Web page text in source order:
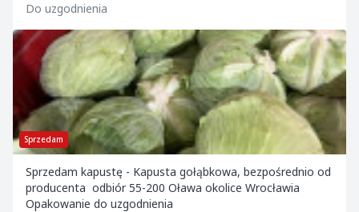
Do uzgodnienia
Sprzedam
Sprzedam kapustę - Kapusta gołąbkowa, bezpośrednio od
producenta odbiór 55-200 Oława okolice Wrocławia
Opakowanie do uzgodnienia